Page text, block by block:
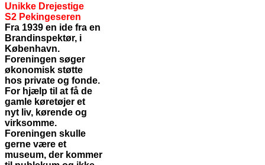
Unikke Drejestige
S2 Pekingeseren
Fra 1939 en ide fra en
Brandinspektør, i
København.
Foreningen søger
økonomisk støtte
hos private og fonde.
For hjælp til at få de
gamle køretøjer et
nyt liv, kørende og
virksomme.
Foreningen skulle
gerne være et
museum, der kommer